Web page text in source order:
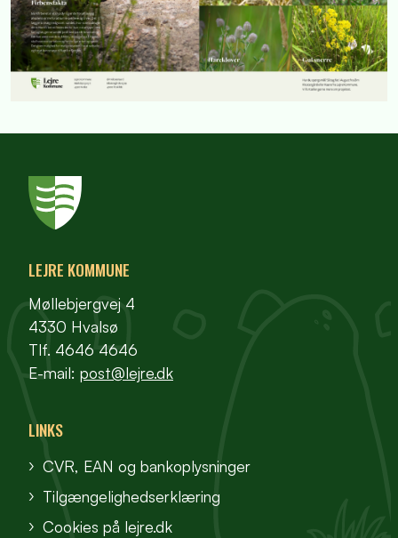
LEJRE KOMMUNE
Møllebjergvej 4
4330 Hvalsø
Tlf. 4646 4646
E-mail: post@lejre.dk
LINKS
CVR, EAN og bankoplysninger
Tilgængelighedserklæring
Cookies på lejre.dk